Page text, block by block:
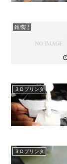
雑感記
３Ｄプリンタ
３Ｄプリンタ